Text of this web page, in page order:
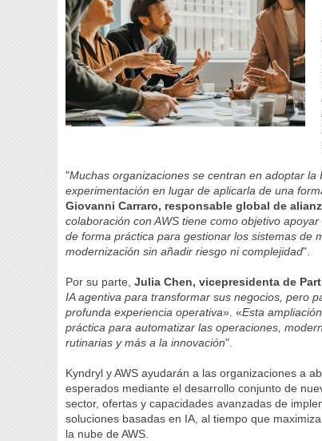
"Muchas organizaciones se centran en adoptar
experimentación en lugar de aplicarla de una
Giovanni Carraro, responsable global de
colaboración con AWS tiene como objetivo
de forma práctica para gestionar los sistemas de
modernización sin añadir riesgo ni complejidad".
Por su parte,Julia Chen, vicepresidenta de
IA agentiva para transformar sus negocios, pero
profunda experiencia operativa». «Esta
práctica para automatizar las operaciones,
rutinarias y más a la innovación".
Kyndryl y AWS ayudarán a las organizaciones a
esperados mediante el desarrollo conjunto de
sector, ofertas y capacidades avanzadas de
soluciones basadas en IA, al tiempo que
la nube de AWS.